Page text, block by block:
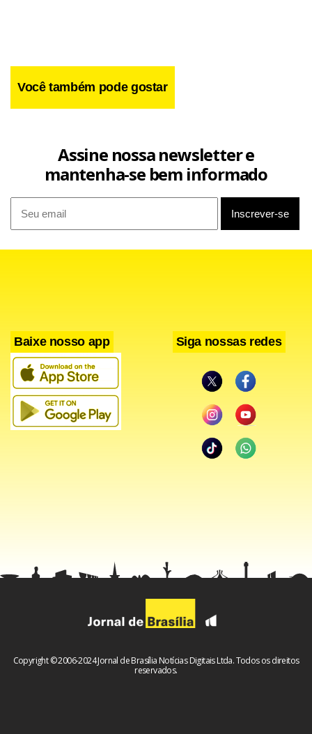
Você também pode gostar
Assine nossa newsletter e
mantenha-se bem informado
Baixe nosso app Siga nossas redes
Copyright © 2006-2024 Jornal de Brasília Notícias Digitais Ltda. Todos os direitos
reservados.